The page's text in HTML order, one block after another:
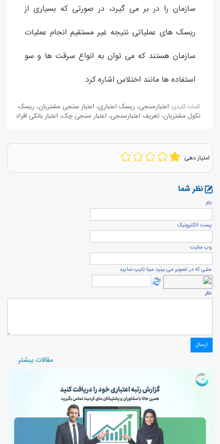
سازمان را در بر می گیرد، در صورتی که بسیاری از
ریسک های عملیاتی نتیجه غیر مستقیم انجام عملیات
سازمان هستند که می توان به انواع سرقت ها و سو
استفاده ها مانند اختلاس اشاره کرد.
كلمات كليدی: اعتبارسنجی، ریسک اعتباری، اعتبار سنجی مشتریان، ریسک
نکول مشتریان، تعریف اعتبارسنجی، اعتبار سنجی چک، اعتبار بانکی افراد
امتیاز دهی
نظر شما
نام
پست الكترونيک
وب سایت
متنی که در تصویر می بینید عینا تایپ نمایید
نظر
مقالات بیشتر